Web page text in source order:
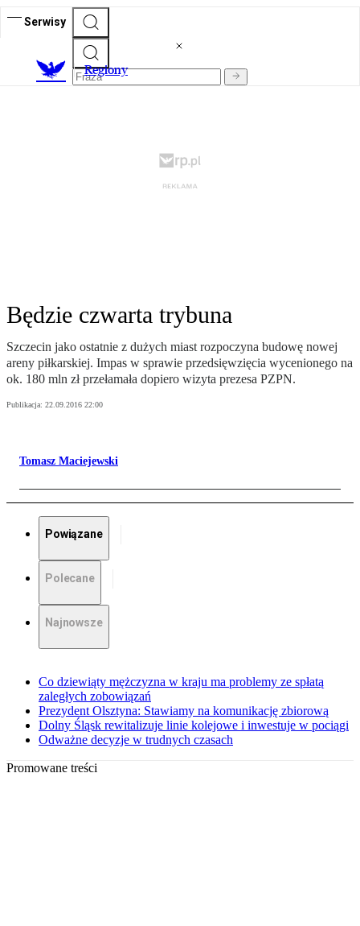
Serwisy
Regiony
Będzie czwarta trybuna
Szczecin jako ostatnie z dużych miast rozpoczyna budowę nowej
areny piłkarskiej. Impas w sprawie przedsięwzięcia wycenionego na
ok. 180 mln zł przełamała dopiero wizyta prezesa PZPN.
Publikacja: 22.09.2016 22:00
Tomasz Maciejewski
Powiązane
Polecane
Najnowsze
Co dziewiąty mężczyzna w kraju ma problemy ze spłatą
zaległych zobowiązań
Prezydent Olsztyna: Stawiamy na komunikację zbiorową
Dolny Śląsk rewitalizuje linie kolejowe i inwestuje w pociągi
Odważne decyzje w trudnych czasach
Promowane treści